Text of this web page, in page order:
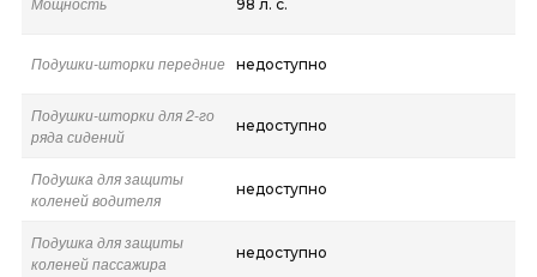
98 л. с.
Подушки-шторки передние недоступно
Подушки-шторки для 2-го
ряда сидений
недоступно
Подушка для защиты
коленей водителя
недоступно
Подушка для защиты
коленей пассажира
недоступно